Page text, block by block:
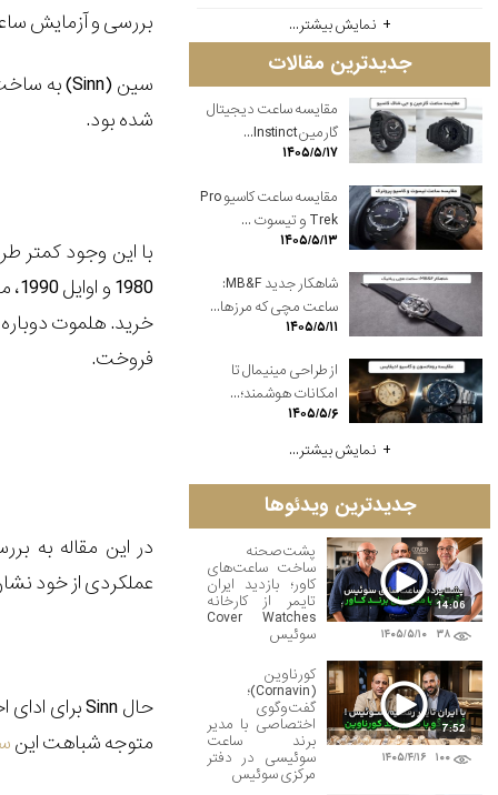
بررسی و آزمایش
سین (Sinn) به
شده بود.
فروخت.
در این مقاله به
عملکردی از خود
حالSinnبرای ادای
متوجه شباهت این
نمایش بیشتر...
جدیدترین مقالات
مقایسه ساعت دیجیتال
گارمین Instinct...
۱۴۰۵/۵/۱۷
مقایسه ساعت کاسیو Pro
Trek و تیسوت ...
۱۴۰۵/۵/۱۳
شاهکار جدید MB&F:
ساعت مچی که مرزها...
۱۴۰۵/۵/۱۱
از طراحی مینیمال تا
امکانات هوشمند؛...
۱۴۰۵/۵/۶
نمایش بیشتر...
جدیدترین ویدئوها
۳۸ ۱۴۰۵/۵/۱۰
14:06
پشت‌صحنه
ساخت ساعت‌های
کاور؛ بازدید ایران
تایمر از کارخانه
Cover Watches
سوئیس
۱۰۰ ۱۴۰۵/۴/۱۶
7:52
کورناوین
(Cornavin)؛
گفت‌وگوی
اختصاصی با مدیر
برند ساعت
سوئیسی در دفتر
مرکزی سوئیس